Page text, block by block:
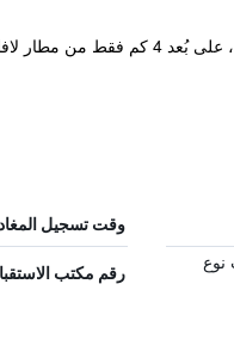
يقع هذا الفندق الذي يحتوي على أجنحة فقط
وقت تسجيل
رقم مكتب